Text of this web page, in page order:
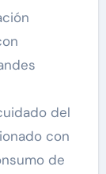
del
con
de